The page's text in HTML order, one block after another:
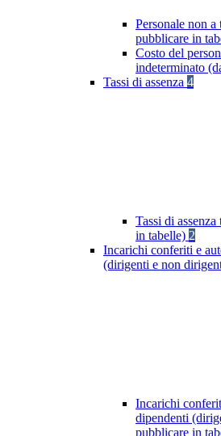
Personale non
pubblicare in
Costo del
indeterminato
Tassi di assenza 4
Tassi di
in tabelle) 2
Incarichi conferiti e
(dirigenti e non
Incarichi
dipendenti
pubblicare in